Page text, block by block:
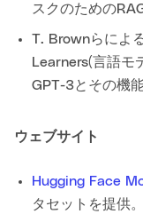
スクのための
T. Brownらによ
Learners(言語モ
GPT-3とその機
ウェブサイト
Hugging Face
タセットを提供。